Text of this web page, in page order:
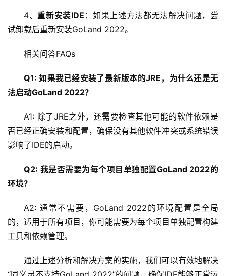
N
站
网
全
i
n
运
4、重新安装IDE ：如果上述方法都无法解决问题，尝
试卸载后重新安装GoLand 2022。
相关问答FAQs
Q1: 如果我已经安装了最新版本的JRE，为什么还是无
法启动GoLand 2022？
A1: 除了JRE之外，还需要检查其他可能的软件依赖是
否已经正确安装和配置，确保没有其他软件冲突或系统错误
影响了IDE的启动。
Q2: 我是否需要为每个项目单独配置GoLand 2022的
环境？
A2: 通常不需要，GoLand 2022的环境配置是全局
的，适用于所有项目，你可能需要为每个项目单独配置构建
工具和依赖管理。
通过上述分析和解决方案的实施，我们可以有效地解决